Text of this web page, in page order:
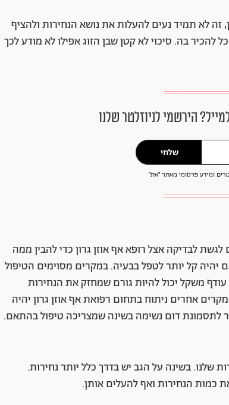
זה לא תמיד נעים להעלות את נושא הנחירות ולהציף
להכיר בה. סיכוי לא קטן שבן הזוג אפילו לא מודע לכך
הירשמי לניוזלטר שלנו
שלחי
ומידע פרסומי מאתר ״את״
לבדיקה אצל רופא אף אוזן גרון כדי להבין ממה
יהיה קל יותר לטפל בבעיה. במקרים מסוימים הטיפול
משקל יכול להיות גורם שמחזק את הנחירות
אחרים ניתוח בתחום רפואת אף אוזן גרון יהיה
לתסמונת דום נשימה בשינה שמצריכה טיפול בהתאם.
שלנו. בשינה על הגב יש בדרך כלל יותר נחירות.
כמות הנחירות ואף להעלים אותן.